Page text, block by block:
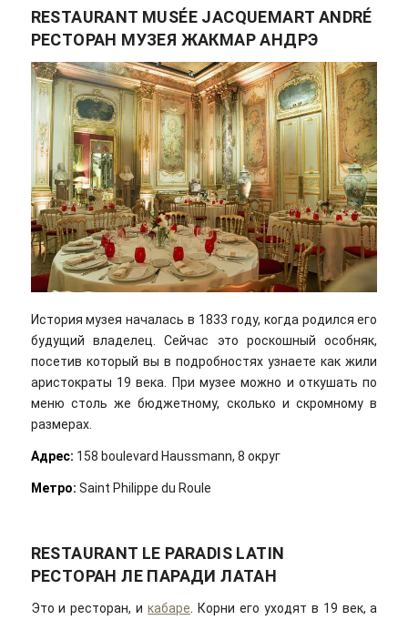
RESTAURANT MUSÉE JACQUEMART ANDRÉ
РЕСТОРАН МУЗЕЯ ЖАКМАР АНДРЭ
История музея началась в 1833 году, когда родился его
будущий владелец. Сейчас это роскошный особняк,
посетив который вы в подробностях узнаете как жили
аристократы 19 века. При музее можно и откушать по
меню столь же бюджетному, сколько и скромному в
размерах.
Адрес: 158 boulevard Haussmann, 8 округ
Метро: Saint Philippe du Roule
RESTAURANT LE PARADIS LATIN
РЕСТОРАН ЛЕ ПАРАДИ ЛАТАН
Это и ресторан, икабаре . Корни его уходят в 19 век, а